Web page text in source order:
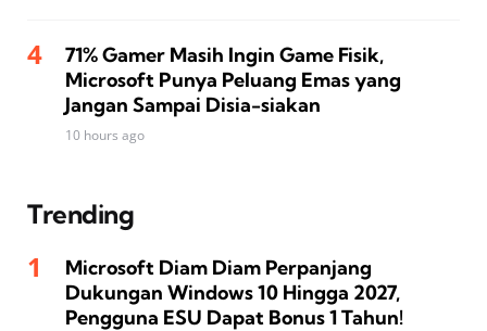
71% Gamer Masih Ingin Game Fisik,
Microsoft Punya Peluang Emas yang
Jangan Sampai Disia-siakan
10 hours ago
Trending
Microsoft Diam Diam Perpanjang
Dukungan Windows 10 Hingga 2027,
Pengguna ESU Dapat Bonus 1 Tahun!